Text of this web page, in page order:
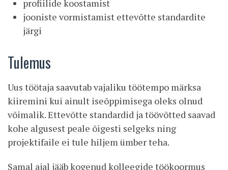
profiilide koostamist
jooniste vormistamist ettevõtte standardite
järgi
Tulemus
Uus töötaja saavutab vajaliku töötempo märksa
kiiremini kui ainult iseõppimisega oleks olnud
võimalik. Ettevõtte standardid ja töövõtted saavad
kohe algusest peale õigesti selgeks ning
projektifaile ei tule hiljem ümber teha.
Samal ajal jääb kogenud kolleegide töökoormus